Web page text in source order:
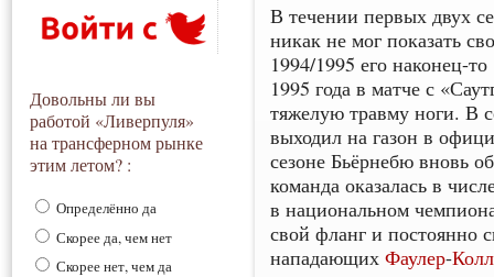
Довольны ли вы
работой «Ливерпуля»
на трансферном рынке
этим летом? :
Определённо да
Скорее да, чем нет
Скорее нет, чем да
В течении первых двух
никак не мог показать
1994/1995 его наконец-
1995 года в матче с
тяжелую травму ноги. В
выходил на газон в
сезоне Бьёрнебю вновь
команда оказалась в
в национальном
свой фланг и постоянно
нападающихФаулер-